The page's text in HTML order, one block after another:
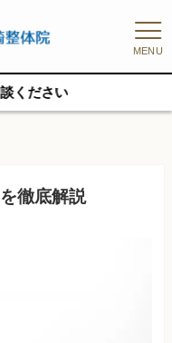
MENU
徹底解説